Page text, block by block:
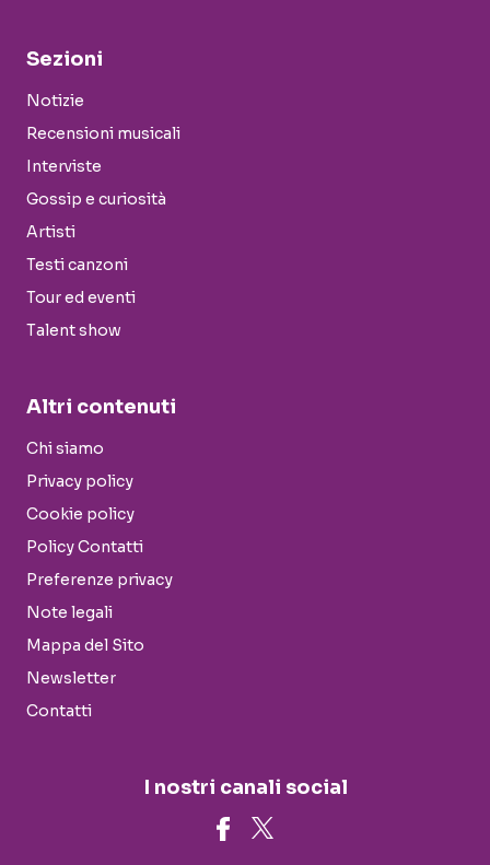
Sezioni
Notizie
Recensioni musicali
Interviste
Gossip e curiosità
Artisti
Testi canzoni
Tour ed eventi
Talent show
Altri contenuti
Chi siamo
Privacy policy
Cookie policy
Policy Contatti
Preferenze privacy
Note legali
Mappa del Sito
Newsletter
Contatti
I nostri canali social